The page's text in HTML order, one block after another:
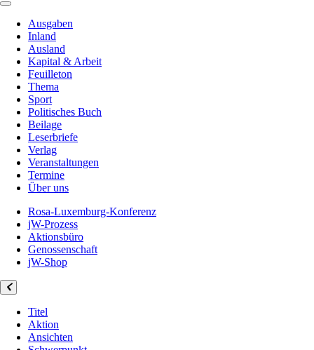
Ausgaben
Inland
Ausland
Kapital & Arbeit
Feuilleton
Thema
Sport
Politisches Buch
Beilage
Leserbriefe
Verlag
Veranstaltungen
Termine
Über uns
Rosa-Luxemburg-Konferenz
jW-Prozess
Aktionsbüro
Genossenschaft
jW-Shop
Titel
Aktion
Ansichten